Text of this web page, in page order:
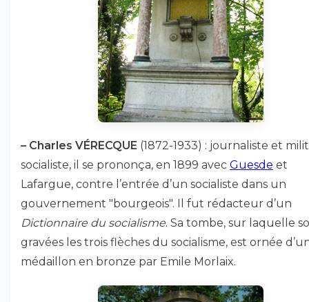
– Charles VÉRECQUE (1872-1933) : journaliste et
socialiste, il se prononça, en 1899 avec Guesde et
Lafargue, contre l’entrée d’un socialiste dans un
gouvernement "bourgeois". Il fut rédacteur d’un
Dictionnaire du socialisme. Sa tombe, sur laquelle
gravées les trois flèches du socialisme, est ornée
médaillon en bronze par Emile Morlaix.